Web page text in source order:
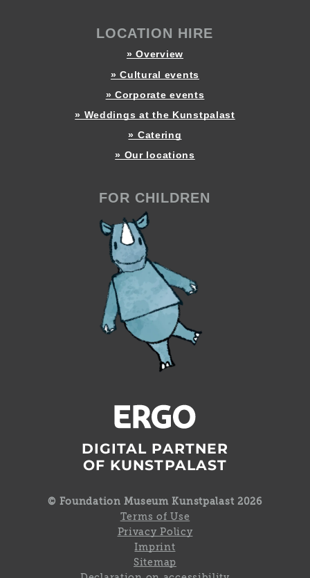
LOCATION HIRE
» Overview
» Cultural events
» Corporate events
» Weddings at the Kunstpalast
» Catering
» Our locations
FOR CHILDREN
DIGITAL PARTNER
OF KUNSTPALAST
© Foundation Museum Kunstpalast 2026
Terms of Use
Privacy Policy
Imprint
Sitemap